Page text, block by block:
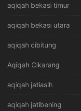
aqiqah bekasi timur
aqiqah bekasi utara
aqiqah cibitung
Aqiqah Cikarang
aqiqah jatiasih
aqiqah jatibening